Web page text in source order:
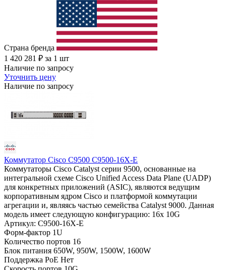
Страна бренда
1 420 281 ₽ за 1 шт
Наличие по запросу
Уточнить цену
Наличие по запросу
Коммутатор Cisco C9500 C9500-16X-E
Коммутаторы Cisco Catalyst серии 9500, основанные на
интегральной схеме Cisco Unified Access Data Plane (UADP)
для конкретных приложений (ASIC), являются ведущим
корпоративным ядром Cisco и платформой коммутации
агрегации и, являясь частью семейства Catalyst 9000. Данная
модель имеет следующую конфигурацию: 16x 10G
Артикул: C9500-16X-E
Форм-фактор 1U
Количество портов 16
Блок питания 650W, 950W, 1500W, 1600W
Поддержка PoE Нет